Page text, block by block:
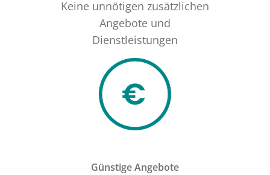
Keine unnötigen zusätzlichen
Angebote und
Dienstleistungen
Günstige Angebote